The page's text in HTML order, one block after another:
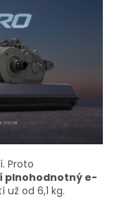
Proto
plnohodnotný e-
od 6,1 kg.